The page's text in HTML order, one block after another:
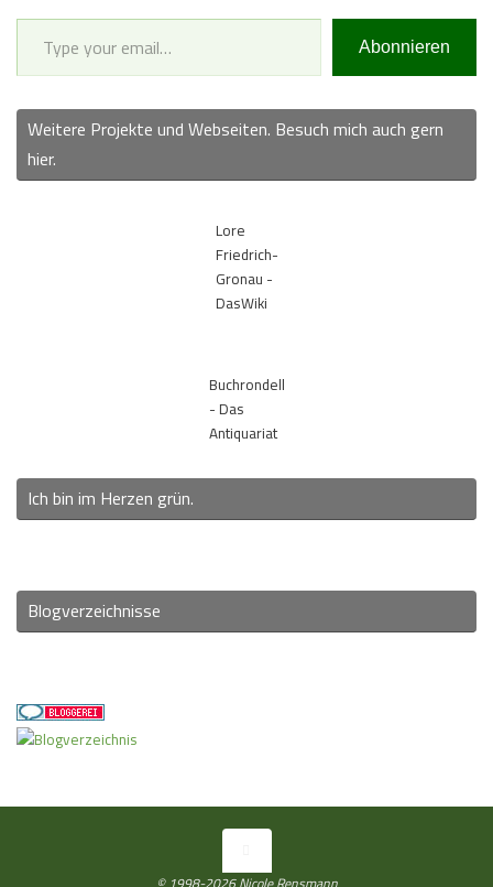
Type your email…
Abonnieren
Weitere Projekte und Webseiten. Besuch mich auch gern
hier.
Lore
Friedrich-
Gronau -
DasWiki
Buchrondell
- Das
Antiquariat
Ich bin im Herzen grün.
Blogverzeichnisse